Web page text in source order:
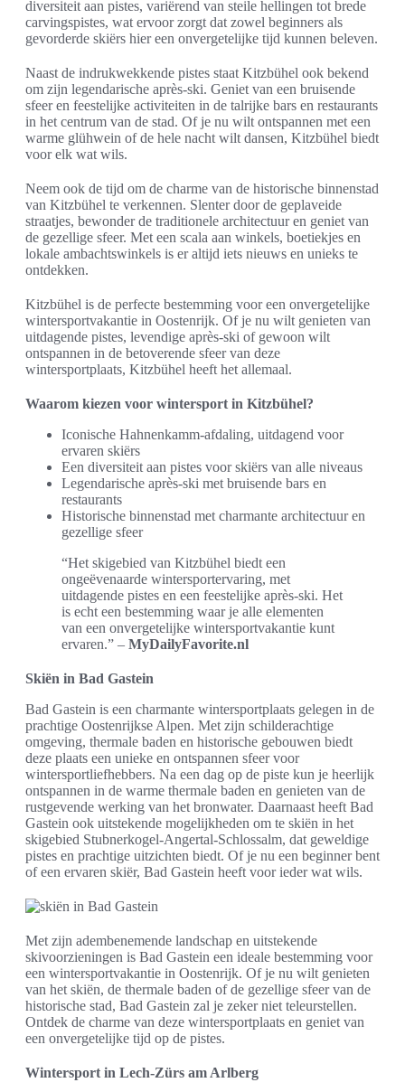
diversiteit aan pistes, variërend van steile hellingen tot brede
carvingspistes, wat ervoor zorgt dat zowel beginners als
gevorderde skiërs hier een onvergetelijke tijd kunnen beleven.
Naast de indrukwekkende pistes staat Kitzbühel ook bekend
om zijn legendarische après-ski. Geniet van een bruisende
sfeer en feestelijke activiteiten in de talrijke bars en restaurants
in het centrum van de stad. Of je nu wilt ontspannen met een
warme glühwein of de hele nacht wilt dansen, Kitzbühel biedt
voor elk wat wils.
Neem ook de tijd om de charme van de historische binnenstad
van Kitzbühel te verkennen. Slenter door de geplaveide
straatjes, bewonder de traditionele architectuur en geniet van
de gezellige sfeer. Met een scala aan winkels, boetiekjes en
lokale ambachtswinkels is er altijd iets nieuws en unieks te
ontdekken.
Kitzbühel is de perfecte bestemming voor een onvergetelijke
wintersportvakantie in Oostenrijk. Of je nu wilt genieten van
uitdagende pistes, levendige après-ski of gewoon wilt
ontspannen in de betoverende sfeer van deze
wintersportplaats, Kitzbühel heeft het allemaal.
Waarom kiezen voor wintersport in Kitzbühel?
Iconische Hahnenkamm-afdaling, uitdagend voor
ervaren skiërs
Een diversiteit aan pistes voor skiërs van alle niveaus
Legendarische après-ski met bruisende bars en
restaurants
Historische binnenstad met charmante architectuur en
gezellige sfeer
“Het skigebied van Kitzbühel biedt een
ongeëvenaarde wintersportervaring, met
uitdagende pistes en een feestelijke après-ski. Het
is echt een bestemming waar je alle elementen
van een onvergetelijke wintersportvakantie kunt
ervaren.” – MyDailyFavorite.nl
Skiën in Bad Gastein
Bad Gastein is een charmante wintersportplaats gelegen in de
prachtige Oostenrijkse Alpen. Met zijn schilderachtige
omgeving, thermale baden en historische gebouwen biedt
deze plaats een unieke en ontspannen sfeer voor
wintersportliefhebbers. Na een dag op de piste kun je heerlijk
ontspannen in de warme thermale baden en genieten van de
rustgevende werking van het bronwater. Daarnaast heeft Bad
Gastein ook uitstekende mogelijkheden om te skiën in het
skigebied Stubnerkogel-Angertal-Schlossalm, dat geweldige
pistes en prachtige uitzichten biedt. Of je nu een beginner bent
of een ervaren skiër, Bad Gastein heeft voor ieder wat wils.
Met zijn adembenemende landschap en uitstekende
skivoorzieningen is Bad Gastein een ideale bestemming voor
een wintersportvakantie in Oostenrijk. Of je nu wilt genieten
van het skiën, de thermale baden of de gezellige sfeer van de
historische stad, Bad Gastein zal je zeker niet teleurstellen.
Ontdek de charme van deze wintersportplaats en geniet van
een onvergetelijke tijd op de pistes.
Wintersport in Lech-Zürs am Arlberg